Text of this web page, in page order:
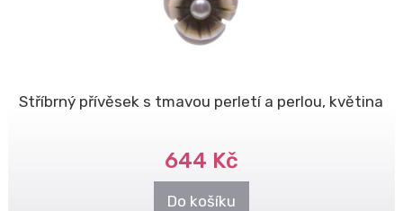
Stříbrný přívěsek s tmavou perletí a perlou, květina
644 Kč
Do košíku